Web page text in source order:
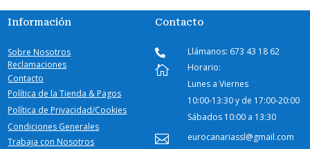
Información
Sobre Nosotros
Reclamaciones
Contacto
Política de la Tienda & Pagos
Política de Privacidad/Cookies
Condiciones Generales
Trabaja con Nosotros
Contacto
 Llámanos: 673 43 18 62

Horario:
Lunes a Viernes
10:00-13:30 y de 17:00-20:00
Sábados 10:00 a 13:30
 eurocanariassl@gmail.com